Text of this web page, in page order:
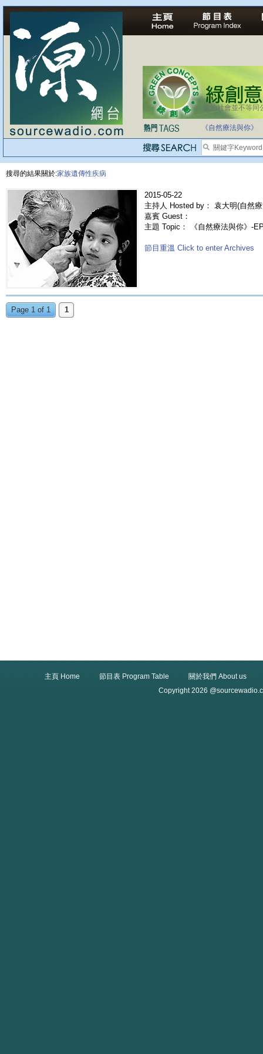
法治社會並不等同
《自然療法與你》
搜尋的結果關於:家族遺傳性疾病
2015-05-22
主持人 Hosted by： 袁大明(自然
嘉賓 Guest：
主題 Topic： 《自然療法與你》-
節目重溫 Click to enter Archives
Page 1 of 1 1
主頁 Home 節目表 Program Table
關於我們 About us
Copyright 2026